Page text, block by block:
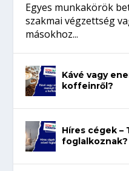
Egyes munkakörök
szakmai végzettség
másokhoz...
Kávé vagy
koffeinről?
Híres cégek –
foglalkoznak?